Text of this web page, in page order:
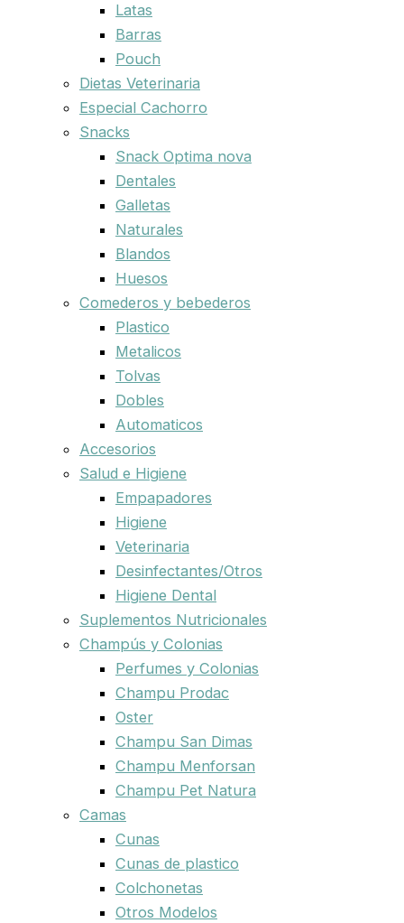
Latas
Barras
Pouch
Dietas Veterinaria
Especial Cachorro
Snacks
Snack Optima nova
Dentales
Galletas
Naturales
Blandos
Huesos
Comederos y bebederos
Plastico
Metalicos
Tolvas
Dobles
Automaticos
Accesorios
Salud e Higiene
Empapadores
Higiene
Veterinaria
Desinfectantes/Otros
Higiene Dental
Suplementos Nutricionales
Champús y Colonias
Perfumes y Colonias
Champu Prodac
Oster
Champu San Dimas
Champu Menforsan
Champu Pet Natura
Camas
Cunas
Cunas de plastico
Colchonetas
Otros Modelos